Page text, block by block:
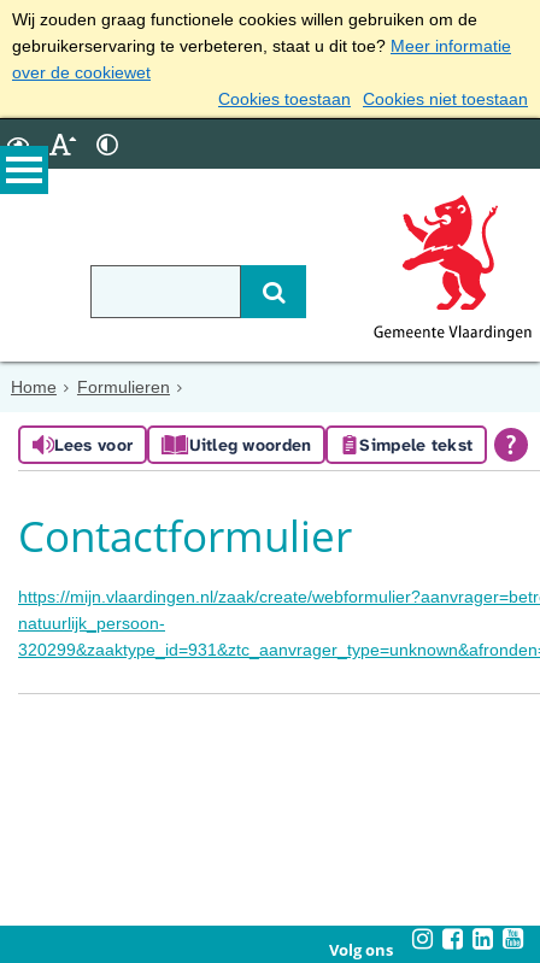
Wij zouden graag functionele cookies willen gebruiken om de
gebruikerservaring te verbeteren, staat u dit toe? Meer informatie
over de cookiewet
Cookies toestaan
Cookies niet toestaan
Home Formulieren
Lees voor Uitleg woorden Simpele tekst
Contactformulier
https://mijn.vlaardingen.nl/zaak/create/
natuurlijk_persoon-
Volg ons